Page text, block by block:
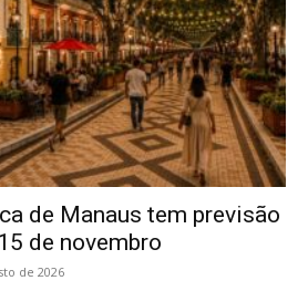
de Manaus tem previsão
de novembro
de 2026